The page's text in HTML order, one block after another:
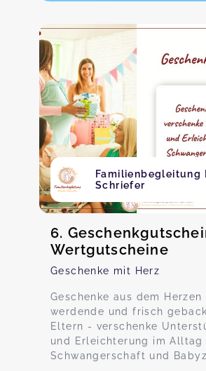
Familienbegleitung
Schriefer
6.
Wertgutscheine
Geschenke mit Herz
Geschenke aus dem Herzen
werdende und frisch
Eltern - verschenke
und Erleichterung im Alltag
Schwangerschaft und